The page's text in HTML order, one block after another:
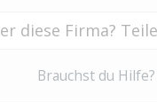
Brauchst du Hilfe?